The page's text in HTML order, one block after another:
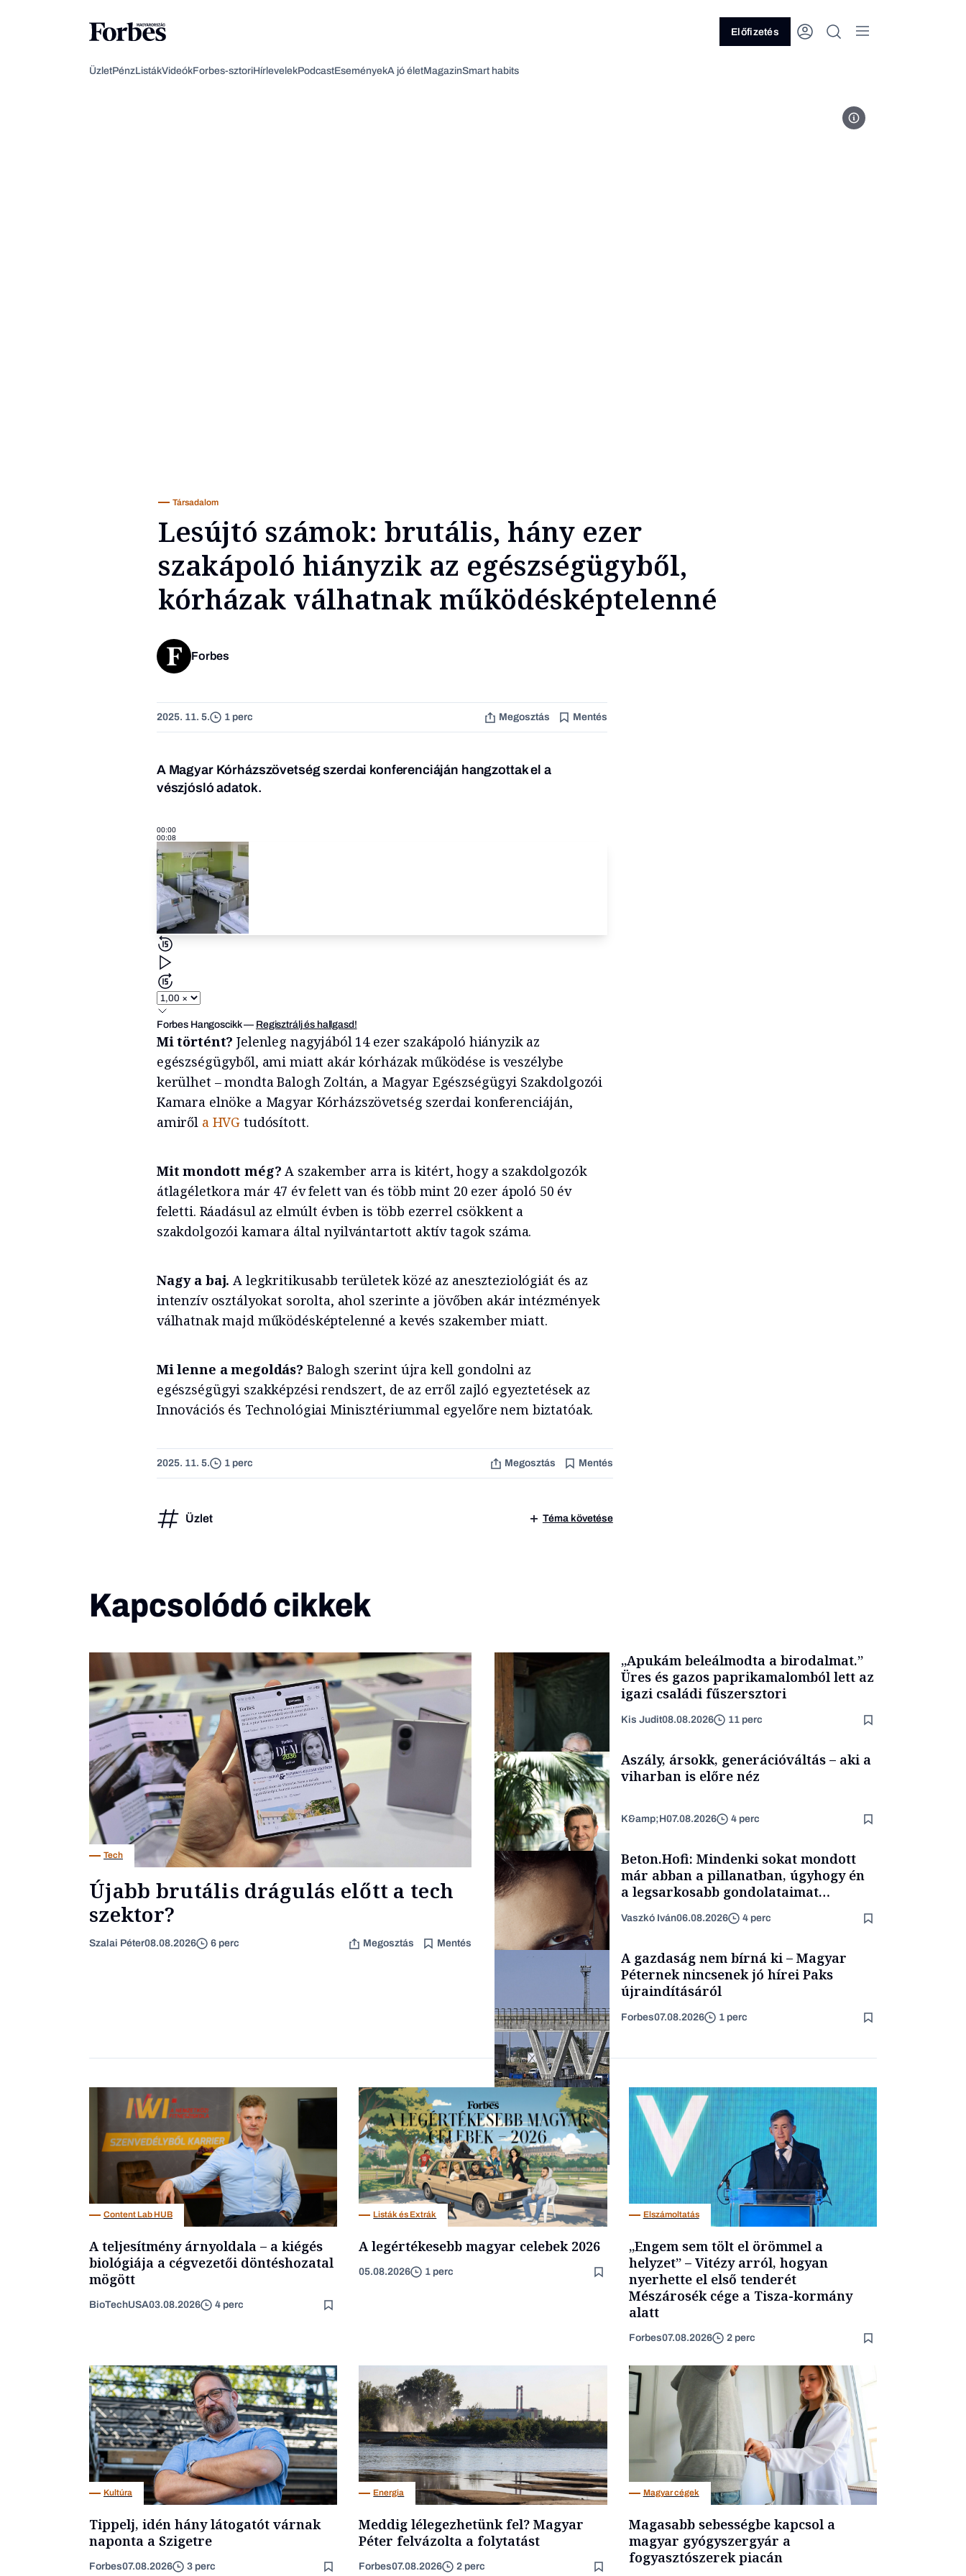
Előfizetés
ÜzletPénzListákVideókForbes-sztoriHírlevelekPodcastEseményekA jó életMagazinSmart habits
Fotó: MTI/Katona Tibor
Társadalom
Lesújtó számok: brutális, hány ezer
szakápoló hiányzik az egészségügyből,
kórházak válhatnak működésképtelenné
Forbes
2025. 11. 5. 1 perc Megosztás Mentés
A Magyar Kórházszövetség szerdai konferenciáján hangzottak el a
vészjósló adatok.
00:00
00:08
Forbes Hangoscikk— Regisztrálj és hallgasd!
Mi történt? Jelenleg nagyjából 14 ezer szakápoló hiányzik az
egészségügyből, ami miatt akár kórházak működése is veszélybe
kerülhet – mondta Balogh Zoltán, a Magyar Egészségügyi Szakdolgozói
Kamara elnöke a Magyar Kórházszövetség szerdai konferenciáján,
amiről a HVG tudósított.
Mit mondott még? A szakember arra is kitért, hogy a szakdolgozók
átlagéletkora már 47 év felett van és több mint 20 ezer ápoló 50 év
feletti. Ráadásul az elmúlt évben is több ezerrel csökkent a
szakdolgozói kamara által nyilvántartott aktív tagok száma.
Nagy a baj. A legkritikusabb területek közé az aneszteziológiát és az
intenzív osztályokat sorolta, ahol szerinte a jövőben akár intézmények
válhatnak majd működésképtelenné a kevés szakember miatt.
Mi lenne a megoldás? Balogh szerint újra kell gondolni az
egészségügyi szakképzési rendszert, de az erről zajló egyeztetések az
Innovációs és Technológiai Minisztériummal egyelőre nem biztatóak.
2025. 11. 5. 1 perc Megosztás Mentés
Üzlet Téma követése
Kapcsolódó cikkek
Tech
Újabb brutális drágulás előtt a tech
szektor?
Szalai Péter08.08.2026 6 perc Megosztás Mentés
Családi vállalkozások
„Apukám beleálmodta a birodalmat.”
Üres és gazos paprikamalomból lett az
igazi családi fűszersztori
Kis Judit08.08.2026 11 perc
TÁMOGATÓI
TARTALOM
Aszály, ársokk, generációváltás – aki a
viharban is előre néz
K&amp;H07.08.2026 4 perc
Forbes-sztori
Beton.Hofi: Mindenki sokat mondott
már abban a pillanatban, úgyhogy én
a legsarkosabb gondolataimat
Vaszkó Iván06.08.2026 4 perc
Energia
A gazdaság nem bírná ki – Magyar
Péternek nincsenek jó hírei Paks
újraindításáról
Forbes07.08.2026 1 perc
Content Lab HUB
A teljesítmény árnyoldala – a kiégés
biológiája a cégvezetői döntéshozatal
mögött
BioTechUSA03.08.2026 4 perc
Listák és Extrák
A legértékesebb magyar celebek 2026
05.08.2026 1 perc
Elszámoltatás
„Engem sem tölt el örömmel a
helyzet” – Vitézy arról, hogyan
nyerhette el első tenderét
Mészárosék cége a Tisza-kormány
alatt
Forbes07.08.2026 2 perc
Kultúra
Tippelj, idén hány látogatót várnak
naponta a Szigetre
Forbes07.08.2026 3 perc
Energia
Meddig lélegezhetünk fel? Magyar
Péter felvázolta a folytatást
Forbes07.08.2026 2 perc
Magyar cégek
Magasabb sebességbe kapcsol a
magyar gyógyszergyár a
fogyasztószerek piacán